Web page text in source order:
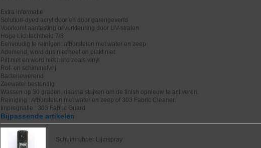
Extra informatie
Solution-dyed acryl door en door garengeverfd
Voorkomt aantasting of verkleuring door UV-stralen
Hoge Lichtechtheid 7/8
Eenvoudig te reinigen: afborstelen met water en zeep
Ademend; word dus niet heet en plakt niet
Pilt niet en word niet hard zoals vinyl
Rot- en schimmelvrij
Bacteriewerend
Zeewater bestendig
Wassen op 30 graden, daarna strijken om de finish opnieuw te activeren.
Reiniging : Afborstelen met water en zeep of 303 Fabric Cleaner.
Impregnatie : 303 Fabric Guard
Bijpassende artikelen
Schuimrubber Lijmspray